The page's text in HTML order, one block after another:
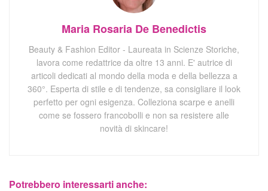
Maria Rosaria De Benedictis
Beauty & Fashion Editor - Laureata in Scienze Storiche,
lavora come redattrice da oltre 13 anni. E' autrice di
articoli dedicati al mondo della moda e della bellezza a
360°. Esperta di stile e di tendenze, sa consigliare il look
perfetto per ogni esigenza. Colleziona scarpe e anelli
come se fossero francobolli e non sa resistere alle
novità di skincare!
Potrebbero interessarti anche: